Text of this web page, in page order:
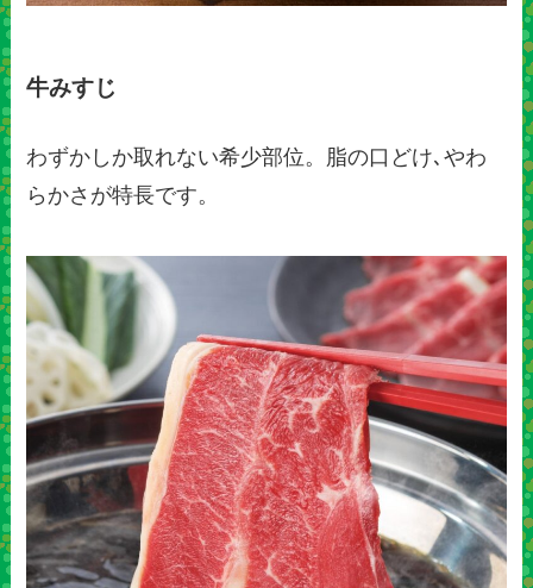
牛みすじ
わずかしか取れない希少部位。脂の口どけ､やわ
らかさが特長です。